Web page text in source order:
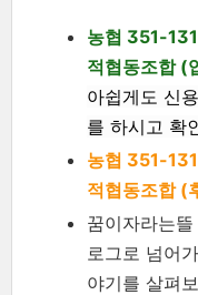
농협 351-
적협동조합 (
아쉽게도 신
를 하시고 확
농협 351-
적협동조합 (
꿈이자라는
로그로 넘어
야기를 살펴